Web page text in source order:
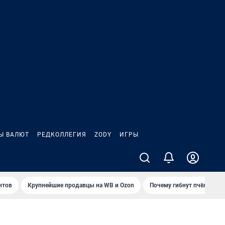
ВАЛЮТ РЕДКОЛЛЕГИЯ ZODY ИГРЫ
Крупнейшие продавцы на WB и Ozon Почему гибнут пчёлы?